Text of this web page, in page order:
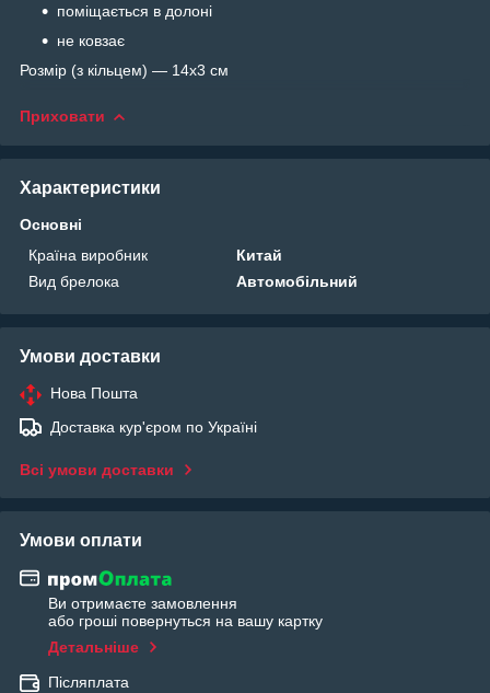
поміщається в долоні
не ковзає
Розмір (з кільцем) — 14х3 см
Приховати
Характеристики
Основні
Країна виробник
Китай
Вид брелока
Автомобільний
Умови доставки
Нова Пошта
Доставка кур'єром по Україні
Всі умови доставки
Умови оплати
Ви отримаєте замовлення
або гроші повернуться на вашу картку
Детальніше
Післяплата